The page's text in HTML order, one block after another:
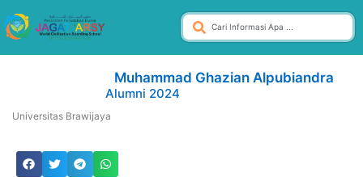
Muhammad Ghazian Alpubiandra
Alumni 2024
Universitas Brawijaya